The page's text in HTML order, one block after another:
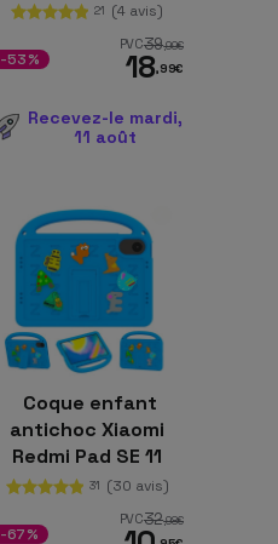
21 (4 avis)
PVC39,99€
18,99€
-53%
Recevez-le mardi,
11 août
Coque enfant
antichoc Xiaomi
Redmi Pad SE 11
Bleu
31 (30 avis)
PVC32,98€
-67%